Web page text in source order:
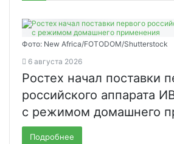
Фото: New Africa/FOTODOM/Shutterstock
6 августа 2026
Ростех начал поставки
российского аппарата
с режимом домашнего
Подробнее